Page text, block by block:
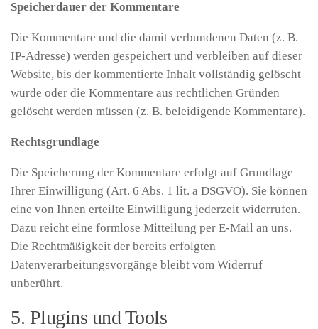
Speicherdauer der Kommentare
Die Kommentare und die damit verbundenen Daten (z. B.
IP-Adresse) werden gespeichert und verbleiben auf dieser
Website, bis der kommentierte Inhalt vollständig gelöscht
wurde oder die Kommentare aus rechtlichen Gründen
gelöscht werden müssen (z. B. beleidigende Kommentare).
Rechtsgrundlage
Die Speicherung der Kommentare erfolgt auf Grundlage
Ihrer Einwilligung (Art. 6 Abs. 1 lit. a DSGVO). Sie können
eine von Ihnen erteilte Einwilligung jederzeit widerrufen.
Dazu reicht eine formlose Mitteilung per E-Mail an uns.
Die Rechtmäßigkeit der bereits erfolgten
Datenverarbeitungsvorgänge bleibt vom Widerruf
unberührt.
5. Plugins und Tools